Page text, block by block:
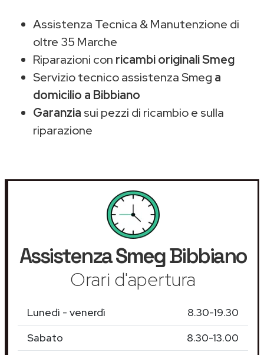
Assistenza Tecnica & Manutenzione di
oltre 35 Marche
Riparazioni con ricambi originali Smeg
Servizio tecnico assistenza Smeg a
domicilio a Bibbiano
Garanzia sui pezzi di ricambio e sulla
riparazione
AssistenzaSmegBibbiano
Orari d'apertura
Lunedì - venerdì
8.30-19.30
Sabato
8.30-13.00